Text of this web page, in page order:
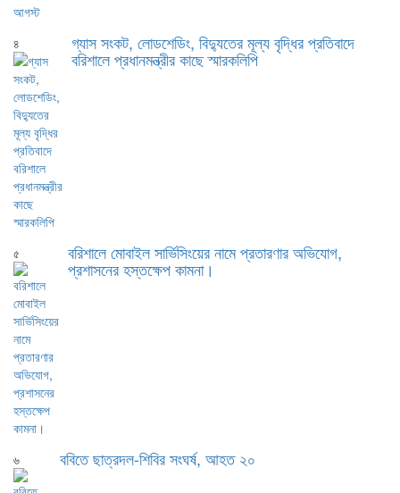
৪ গ্যাস সংকট, লোডশেডিং, বিদ্যুতের মূল্য বৃদ্ধির প্রতিবাদে
বরিশালে প্রধানমন্ত্রীর কাছে স্মারকলিপি
৫ বরিশালে মোবাইল সার্ভিসিংয়ের নামে প্রতারণার অভিযোগ,
প্রশাসনের হস্তক্ষেপ কামনা।
৬ ববিতে ছাত্রদল-শিবির সংঘর্ষ, আহত ২০